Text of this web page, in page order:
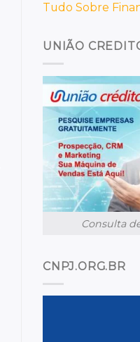
Tudo Sobre
UNIÃO
Consulta
CNPJ.ORG.BR